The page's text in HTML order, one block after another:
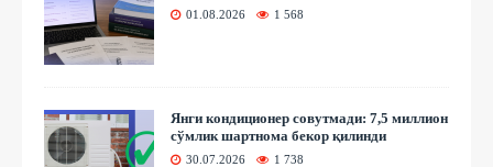
01.08.2026 1 568
Янги кондиционер совутмади: 7,5 миллион
сўмлик шартнома бекор қилинди
30.07.2026 1 738